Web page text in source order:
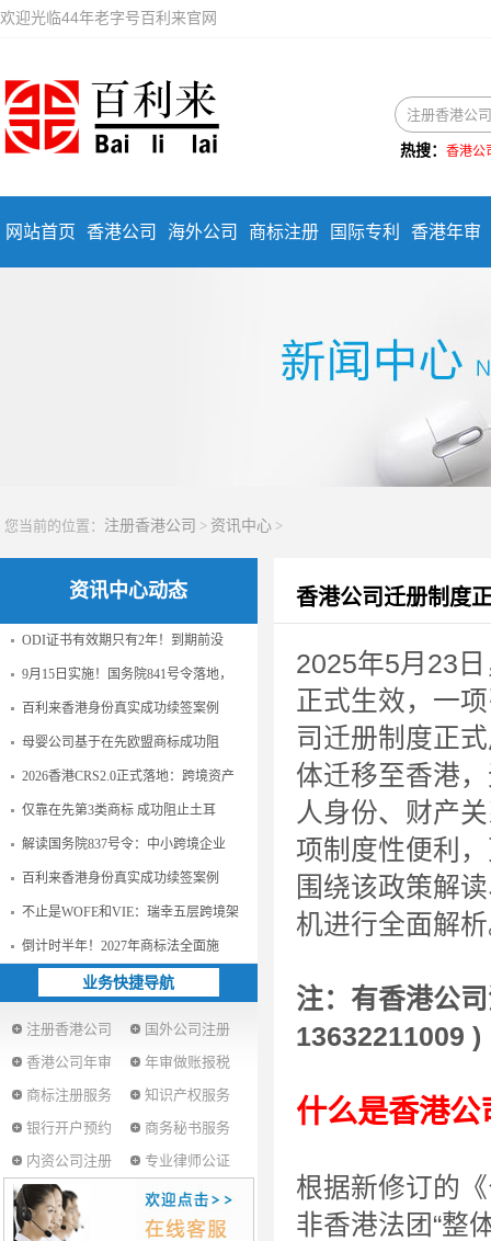
欢迎光临44年老字号百利来官网
热搜： 香港公
网站首页 香港公司 海外公司 商标注册 国际专利 香港年审
您当前的位置： 注册香港公司 > 资讯中心 >
资讯中心动态
ODI证书有效期只有2年！到期前没
9月15日实施！国务院841号令落地，
百利来香港身份真实成功续签案例
母婴公司基于在先欧盟商标成功阻
2026香港CRS2.0正式落地：跨境资产
仅靠在先第3类商标 成功阻止土耳
解读国务院837号令：中小跨境企业
百利来香港身份真实成功续签案例
不止是WOFE和VIE：瑞幸五层跨境架
倒计时半年！2027年商标法全面施
业务快捷导航
注册香港公司
国外公司注册
香港公司年审
年审做账报税
商标注册服务
知识产权服务
银行开户预约
商务秘书服务
内资公司注册
专业律师公证
香港公司迁册制度
2025年5月23
正式生效，一
司迁册制度正
体迁移至香港
人身份、财产
项制度性便利
围绕该政策解
机进行全面解
注：有香港公
13632211009 )
什么是香港公
根据新修订的
非香港法团“整